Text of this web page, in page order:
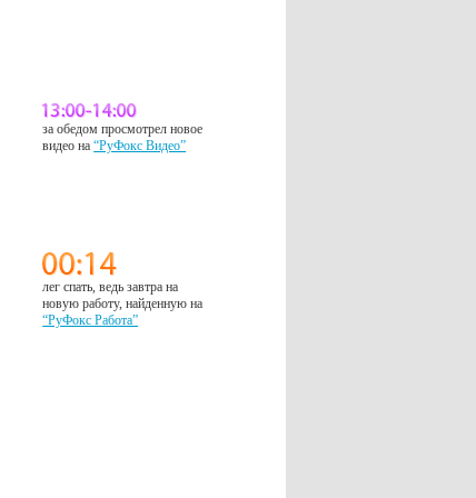
за обедом просмотрел новое
видео на“РуФокс Видео”
лег спать, ведь завтра на
новую работу, найденную на
“РуФокс Работа”